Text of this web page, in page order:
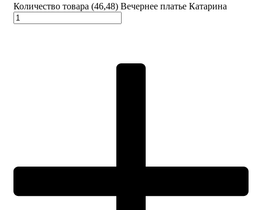
Количество товара (46,48) Вечернее платье Катарина